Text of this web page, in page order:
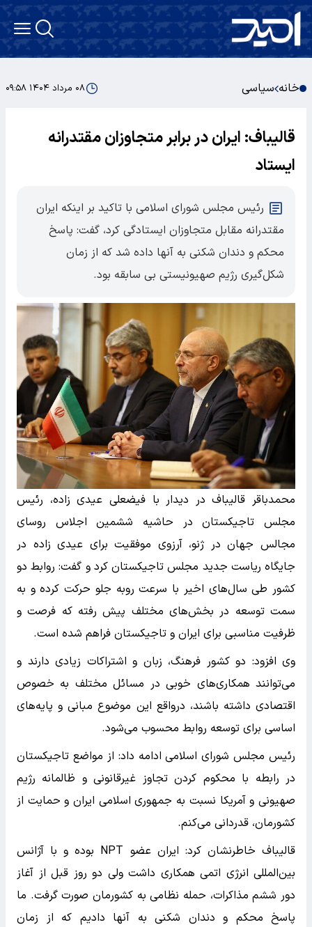
خانه سیاسی ۰۸ مرداد ۱۴۰۴ ۰۹:۵۸
قالیباف: ایران در برابر متجاوزان مقتدرانه
ایستاد
رئیس مجلس شورای اسلامی با تاکید بر اینکه ایران
مقتدرانه مقابل متجاوزان ایستادگی کرد، گفت: پاسخ
محکم و دندان شکنی به آنها داده شد که از زمان
شکل‌گیری رژیم صهیونیستی بی سابقه بود.
محمدباقر قالیباف در دیدار با فیضعلی عیدی زاده، رئیس
مجلس تاجیکستان در حاشیه ششمین اجلاس روسای
مجالس جهان در ژنو، آرزوی موفقیت برای عیدی زاده در
جایگاه ریاست جدید مجلس تاجیکستان کرد و گفت: روابط دو
کشور طی سال‌های اخیر با سرعت روبه جلو حرکت کرده و به
سمت توسعه در بخش‌های مختلف پیش رفته که فرصت و
ظرفیت مناسبی برای ایران و تاجیکستان فراهم شده است.
وی افزود: دو کشور فرهنگ، زبان و اشتراکات زیادی دارند و
می‌توانند همکاری‌های خوبی در مسائل مختلف به خصوص
اقتصادی داشته باشند، درواقع این موضوع مبانی و پایه‌های
اساسی برای توسعه روابط محسوب می‌شود.
رئیس مجلس شورای اسلامی ادامه داد: از مواضع تاجیکستان
در رابطه با محکوم کردن تجاوز غیرقانونی و ظالمانه رژیم
صهیونی و آمریکا نسبت به جمهوری اسلامی ایران و حمایت از
کشورمان، قدردانی می‌کنم.
قالیباف خاطرنشان کرد: ایران عضو NPT بوده و با آژانس
بین‌المللی انرژی اتمی همکاری‌ داشت ولی دو روز قبل از آغاز
دور ششم مذاکرات، حمله نظامی به کشورمان صورت گرفت. ما
پاسخ محکم و دندان شکنی به آنها دادیم که از زمان